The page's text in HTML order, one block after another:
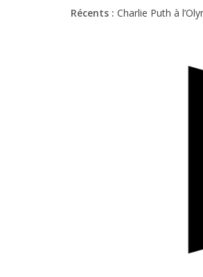
Récents : Charlie Puth à
Première édition